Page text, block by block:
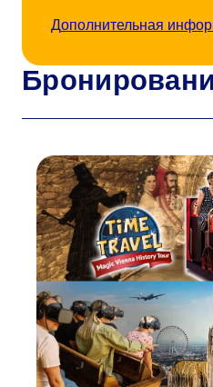
Дополнительная